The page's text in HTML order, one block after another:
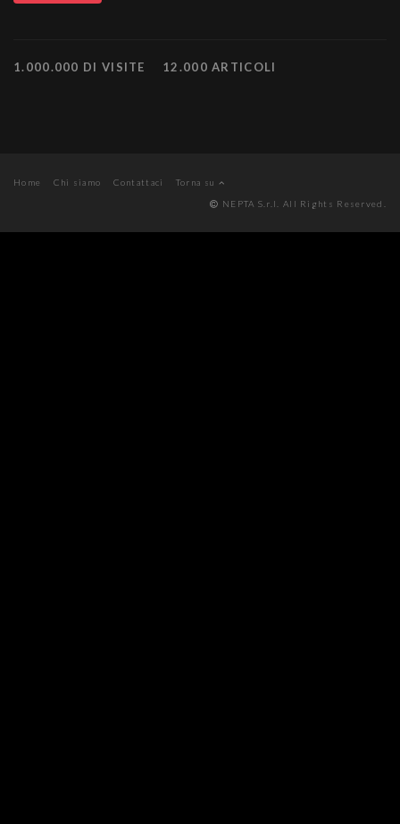
1.000.000 DI VISITE 12.000 ARTICOLI
Home Chi siamo Contattaci
Torna su
NEPTA S.r.l. All Rights Reserved.